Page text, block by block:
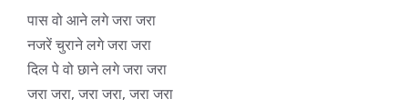
पास वो आने लगे जरा जरा
नजरें चुराने लगे जरा जरा
दिल पे वो छाने लगे जरा जरा
जरा जरा, जरा जरा, जरा जरा